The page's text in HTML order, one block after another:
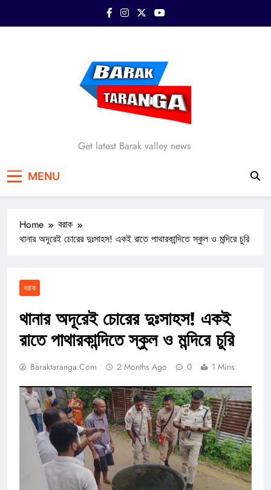
Barak Taranga
Get latest Barak valley news
MENU
Home
বরাক
থানার অদূরেই চোরের দুঃসাহস! একই রাতে পাথারকান্দিতে স্কুল ও মন্দিরে চুরি
বরাক
থানার অদূরেই চোরের দুঃসাহস! একই
রাতে পাথারকান্দিতে স্কুল ও মন্দিরে চুরি
Baraktaranga.com 2 Months Ago 0 1 Mins